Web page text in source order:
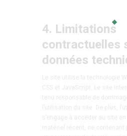
4. Limitations
contractuelles
données
Le site utilise la technologie
CSS et JavaScript. Le site
tenu responsable de
l’utilisation du site. De plus,
s’engage à accéder au site
matériel récent, ne contenant